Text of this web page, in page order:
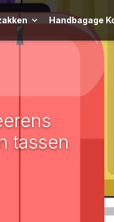
Handbagage
tassen